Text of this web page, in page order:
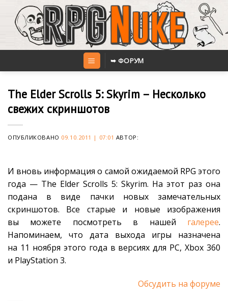
content
➥ ФОРУМ
The Elder Scrolls 5: Skyrim – Несколько
свежих скриншотов
ОПУБЛИКОВАНО 09.10.2011 | 07:01 АВТОР:
И вновь информация о самой ожидаемой RPG этого
года — The Elder Scrolls 5: Skyrim. На этот раз она
подана в виде пачки новых замечательных
скриншотов. Все старые и новые изображения
вы можете посмотреть в нашей галерее.
Напоминаем, что дата выхода игры назначена
на 11 ноября этого года в версиях для PC, Xbox 360
и PlayStation 3.
Обсудить на форуме